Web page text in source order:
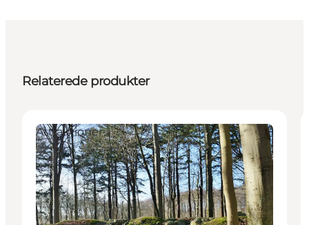
Relaterede produkter
Attraktioner